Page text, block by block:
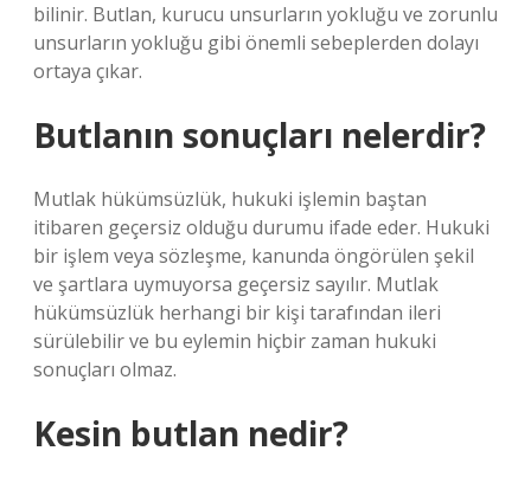
bilinir. Butlan, kurucu unsurların yokluğu ve zorunlu
unsurların yokluğu gibi önemli sebeplerden dolayı
ortaya çıkar.
Butlanın sonuçları nelerdir?
Mutlak hükümsüzlük, hukuki işlemin baştan
itibaren geçersiz olduğu durumu ifade eder. Hukuki
bir işlem veya sözleşme, kanunda öngörülen şekil
ve şartlara uymuyorsa geçersiz sayılır. Mutlak
hükümsüzlük herhangi bir kişi tarafından ileri
sürülebilir ve bu eylemin hiçbir zaman hukuki
sonuçları olmaz.
Kesin butlan nedir?